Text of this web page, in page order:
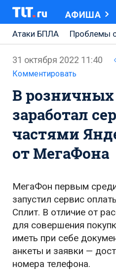
АФИША
Атаки БПЛА
Проблемы
АВТОВАЗ
Ремонт Центральной
Ремонт Обводного шоссе
Набережная Тольятти
Неделя Тольятти
31 октября 2022 11:40
Комментировать
В розничных
заработал
частями
от МегаФона
МегаФон первым
запустил сервис
Сплит. В отличие от
для совершения
иметь при себе
анкеты и заявки —
номера телефона.